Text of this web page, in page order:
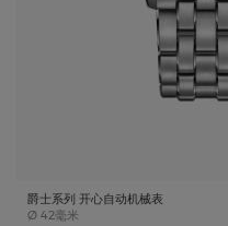
爵士系列 开心自动机械表
Ø Case size
42毫米